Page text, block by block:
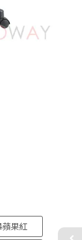
果紅